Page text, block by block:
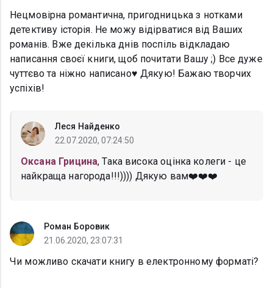
Нецмовірна романтична, пригодницька з нотками
детективу історія. Не можу відірватися від Ваших
романів. Вже декілька днів поспіль відкладаю
написання своєї книги, щоб почитати Вашу ;) Все дуже
чуттєво та ніжно написано♥️ Дякую! Бажаю творчих
успіхів!
Леся Найденко
22.07.2020, 07:24:50
Оксана Грицина, Така висока оцінка колеги - це
найкраща нагорода!!!)))) Дякую вам❤️❤️❤️
Роман Боровик
21.06.2020, 23:07:31
Чи можливо скачати книгу в електронному форматі?